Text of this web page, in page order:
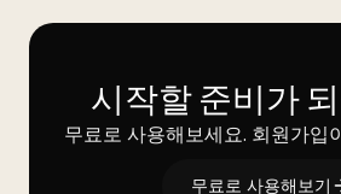
시작할 준비가
무료로 사용해보세요. 회원가입
무료로 사용해보기